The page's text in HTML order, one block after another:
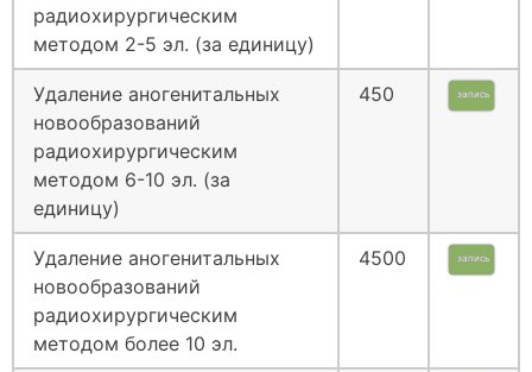
радиохирургическим
методом 2-5 эл. (за единицу)
Удаление аногенитальных
новообразований
радиохирургическим
методом 6-10 эл. (за
единицу)
450 запись
Удаление аногенитальных
новообразований
радиохирургическим
методом более 10 эл.
4500 запись